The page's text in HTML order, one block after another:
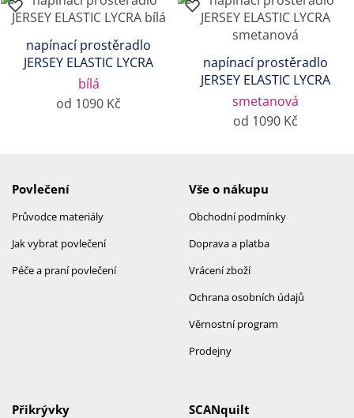
napínací prostěradlo
JERSEY ELASTIC LYCRA
bílá
od 1090 Kč
napínací prostěradlo
JERSEY ELASTIC LYCRA
smetanová
od 1090 Kč
Povlečení
Průvodce materiály
Jak vybrat povlečení
Péče a praní povlečení
Vše o nákupu
Obchodní podmínky
Doprava a platba
Vrácení zboží
Ochrana osobních údajů
Věrnostní program
Prodejny
SCANquilt
Přikrývky